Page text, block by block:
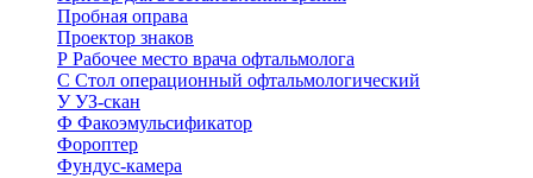
Пробная оправа
Проектор знаков
Р Рабочее место врача офтальмолога
С Стол операционный офтальмологический
УУЗ-скан
Ф Факоэмульсификатор
Фороптер
Фундус-камера